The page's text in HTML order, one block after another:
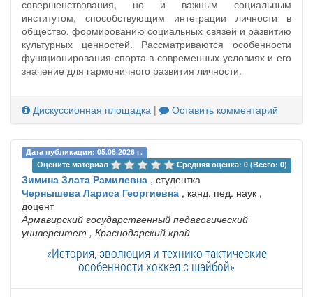
совершенствования, но и важным социальным
институтом, способствующим интеграции личности в
общество, формированию социальных связей и развитию
культурных ценностей. Рассматриваются особенности
функционирования спорта в современных условиях и его
значение для гармоничного развития личности.
Дискуссионная площадка | Оставить комментарий
Дата публикации: 05.06.2026 г.
Оцените материал
Средняя оценка: 0 (Всего: 0)
Зимина Злата Рамилевна , студентка
Чернышева Лариса Георгиевна , канд. пед. наук ,
доцент
Армавирский государственный педагогический
университет , Краснодарский край
«История, эволюция и технико-тактические
особенности хоккея с шайбой»